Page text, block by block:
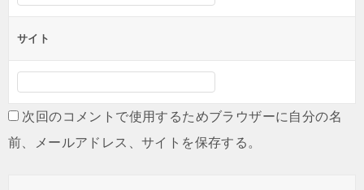
サイト
次回のコメントで使用するためブラウザーに自分の名
前、メールアドレス、サイトを保存する。